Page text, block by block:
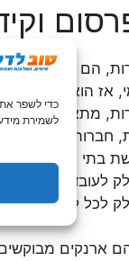
כדי לשפר את
לשמירת
הם ארנקים
אז הוא מוצר
מתאימים
ביטוח,
בתי מלון ועוד.
לעובדים שלה,
לכל
ארנקים